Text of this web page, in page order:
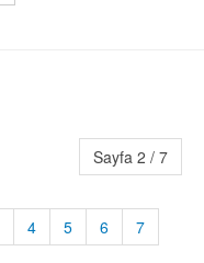
Sayfa 2 / 7
4 5 6 7